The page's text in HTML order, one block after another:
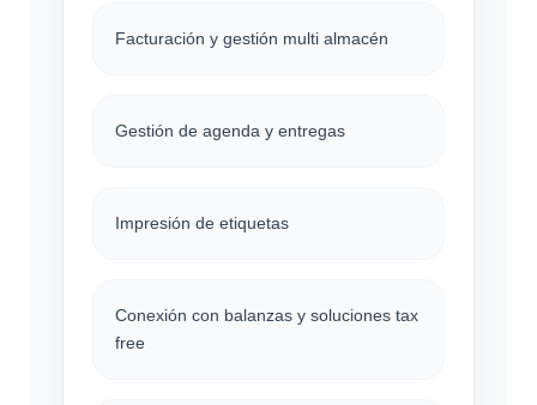
Facturación y gestión multi almacén
Gestión de agenda y entregas
Impresión de etiquetas
Conexión con balanzas y soluciones tax
free